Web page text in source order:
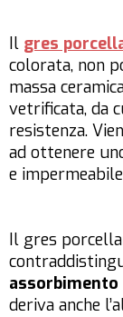
Il gres
colorata, non
massa
vetrificata, da
resistenza.
ad ottenere
e
Il gres
assorbimento
deriva anche